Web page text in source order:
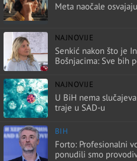
Meta naočale
NAJNOVIJE
Senkić nakon što je
Bošnjacima: Sve bih
NAJNOVIJE
U BiH nema
traje u SAD-u
BIH
Forto: Profesionalni
ponudili smo